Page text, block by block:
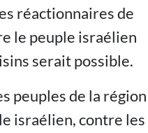
réactionnaires de
le peuple israélien
serait possible.
peuples de la région
israélien, contre les